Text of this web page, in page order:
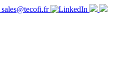
sales@tecofi.fr